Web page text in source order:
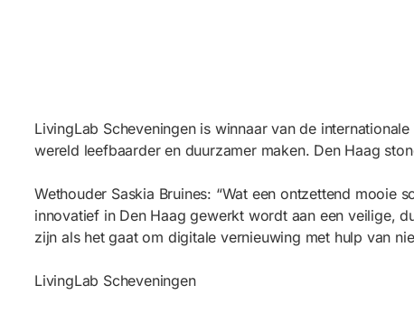
LivingLab Scheveningen is winnaar van de
wereld leefbaarder en duurzamer maken. Den Haag
Wethouder Saskia Bruines: “Wat een ontzettend mooie
innovatief in Den Haag gewerkt wordt aan een veilige,
zijn als het gaat om digitale vernieuwing met hulp van
LivingLab Scheveningen